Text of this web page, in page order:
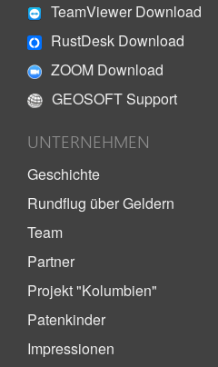
TeamViewer Download
RustDesk Download
ZOOM Download
GEOSOFT Support
UNTERNEHMEN
Geschichte
Rundflug über Geldern
Team
Partner
Projekt "Kolumbien"
Patenkinder
Impressionen